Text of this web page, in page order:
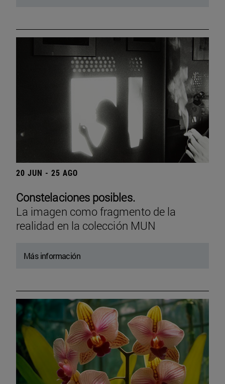
20 JUN - 25 AGO
Constelaciones posibles.
La imagen como fragmento de la
realidad en la colección MUN
Más información